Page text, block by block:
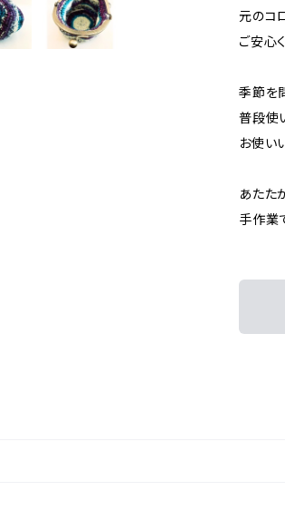
元のコ
ご安心
季節を
普段使
お使い
あたた
手作業